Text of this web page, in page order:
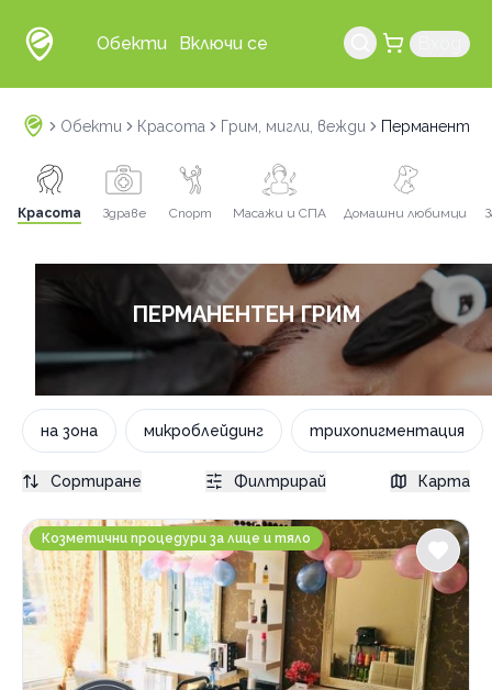
Обекти Включи се
Обекти Красота Грим, мигли, вежди Перманентен
Красота Здраве Спорт Масажи и СПА Домашни любимци
ПЕРМАНЕНТЕН ГРИМ
на зона микроблейдинг трихопигментация
Beauty Salon Tesori
Козметични процедури за лице и тяло
Сортиране Филтрирай Карта
София
Горни Дъбник
Услуги
Вежди
боядисване
Грим